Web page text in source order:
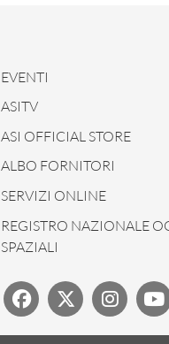
EVENTI
ASITV
ASI OFFICIAL STORE
ALBO FORNITORI
SERVIZI ONLINE
REGISTRO NAZIONALE
SPAZIALI